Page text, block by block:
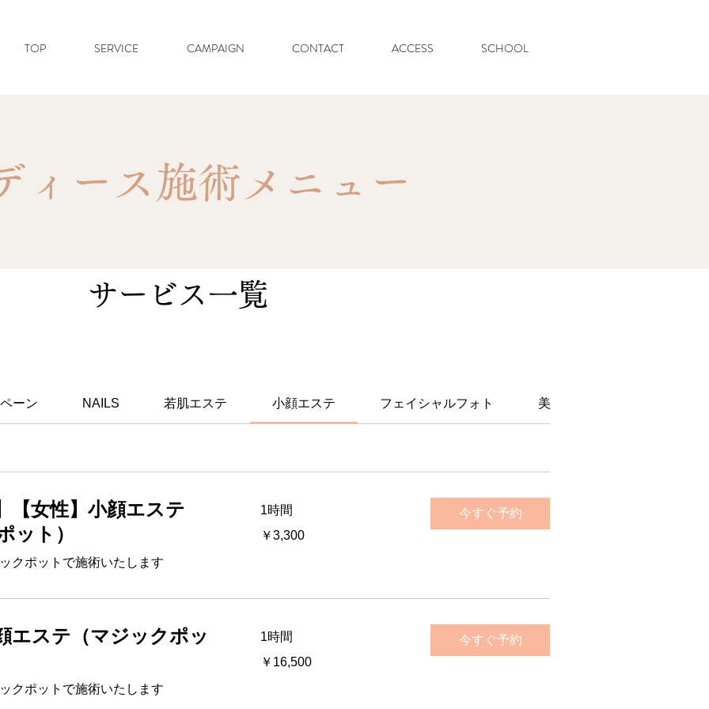
TOP SERVICE CAMPAIGN CONTACT ACCESS SCHOOL
ィース施術メニュー
サービス一覧
ーン NAILS 若肌エステ 小顔エステ フェイシャルフォト 美肌脱毛
【女性】小顔エステ
ット）
クポットで施術いたします
1時間
円
￥3,300
今すぐ予約
エステ（マジックポッ
クポットで施術いたします
1時間
円
￥16,500
今すぐ予約